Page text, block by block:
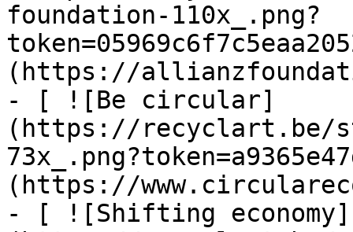
foundation-110x_.png?
(https://
- [ ![Be circular]
(https://recyclart.be/
(https://
- [ ![Shifting economy]